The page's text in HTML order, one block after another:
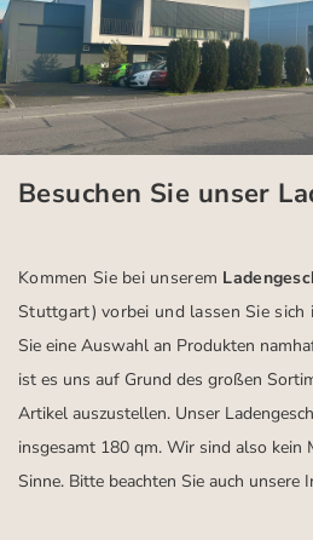
Besuchen Sie unser
Kommen Sie bei unserem
Stuttgart) vorbei und lassen Sie
Sie eine Auswahl an Produkten
ist es uns auf Grund des großen
Artikel auszustellen. Unser
insgesamt 180 qm. Wir sind also kein
Sinne. Bitte beachten Sie auch unsere